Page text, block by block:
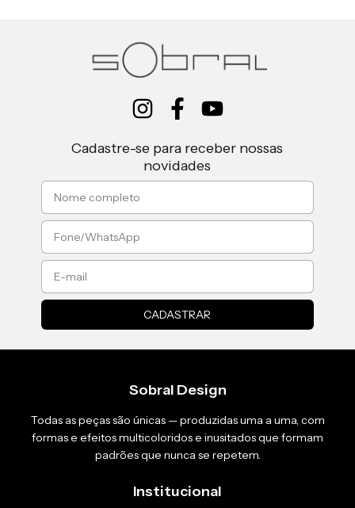
Cadastre-se para receber nossas
novidades
Sobral Design
Todas as peças são únicas — produzidas uma a uma, com
formas e efeitos multicoloridos e inusitados que formam
padrões que nunca se repetem.
Institucional